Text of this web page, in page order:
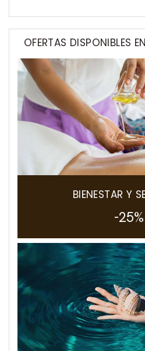
OFERTAS DISPONIBLES
BIENESTAR Y
-25%